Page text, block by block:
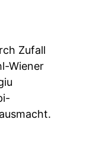
Zufall
Wiener